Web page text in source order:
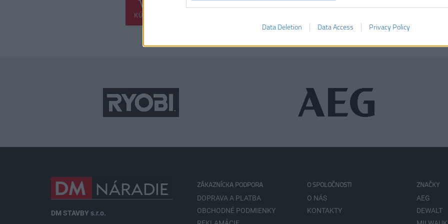
Data Deletion Data Access Privacy Policy
KÚPIŤ
Ušetríte
DM STAVBY s.r.o.
ZÁKAZNÍCKA PODPORA
DOPRAVA A PLATBA
OBCHODNÉ PODMIENKY
O SPOLOČNOSTI
O NÁS
KONTAKTY
ZNAČKY
AEG
DEWALT